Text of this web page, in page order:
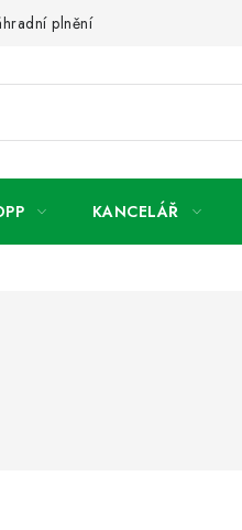
plnění
KANCELÁŘ